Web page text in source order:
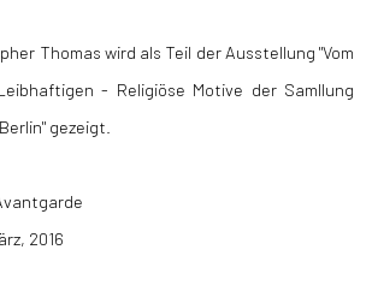
Thomas wird als Teil der Ausstellung "Vom
- Religiöse Motive der Samllung
gezeigt.
2016